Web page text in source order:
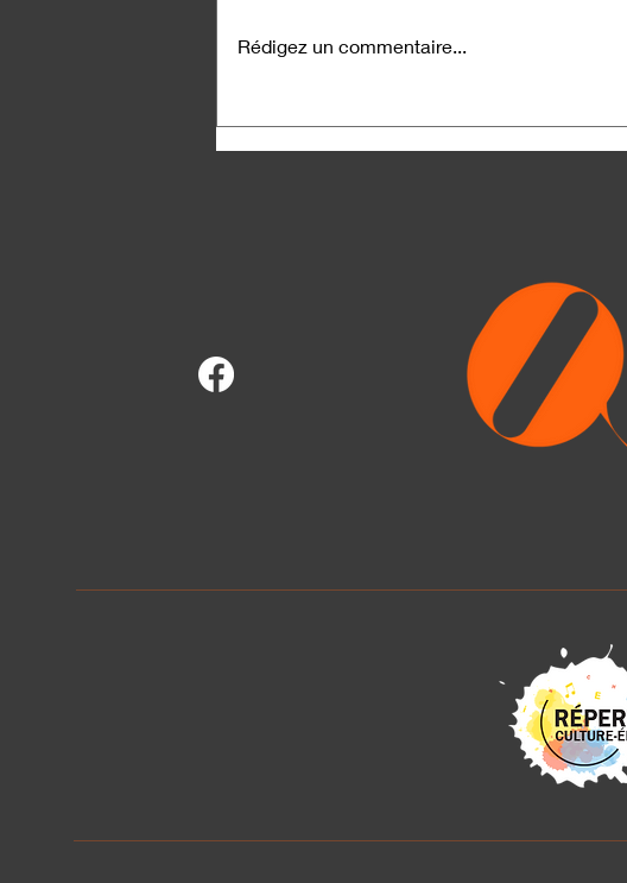
arrêté d’avoir du plaisir à
Rédigez un commentaire...